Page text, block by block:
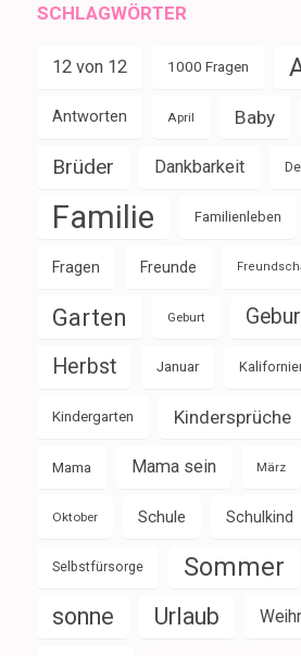
SCHLAGWÖRTER
12 von 12 1000 Fragen
Antworten April Baby
Brüder Dankbarkeit
Familie Familienleben
Fragen Freunde
Garten Geburt
Herbst Januar
Kindergarten Kindersprüche
Mama Mama sein März
Oktober Schule Schulkind
Selbstfürsorge Sommer
sonne Urlaub